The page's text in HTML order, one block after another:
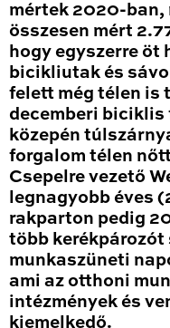
mértek 2020-ban,
összesen mért
hogy egyszerre
bicikliutak és
felett még télen is
decemberi biciklis
közepén
forgalom télen
Csepelre vezető
legnagyobb éves
rakparton pedig
több kerékpározót
munkaszüneti
ami az otthoni
intézmények és
kiemelkedő.